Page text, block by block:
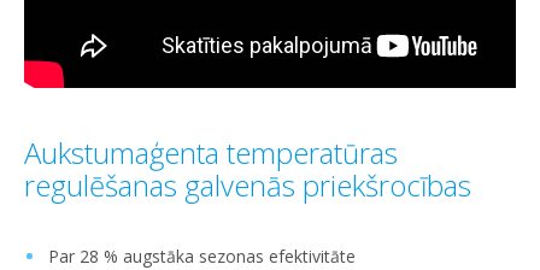
Aukstumaģenta temperatūras
regulēšanas galvenās priekšrocības
Par 28 % augstāka sezonas efektivitāte